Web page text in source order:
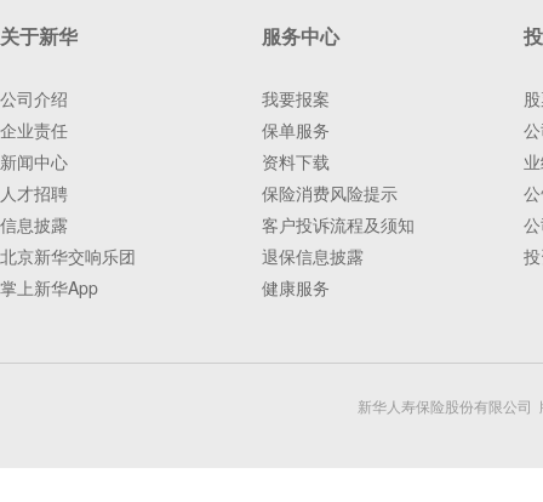
关于新华
公司介绍
企业责任
新闻中心
人才招聘
信息披露
北京新华交响乐团
掌上新华App
服务中心
我要报案
保单服务
资料下载
保险消费风险提示
客户投诉流程及须知
退保信息披露
健康服务
新华人寿保险股份有限公